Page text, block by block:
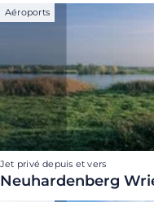
Aéroports
Jet privé depuis et vers
Neuhardenberg